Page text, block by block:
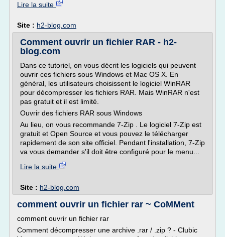
Lire la suite
Site : h2-blog.com
Comment ouvrir un fichier RAR - h2-
blog.com
Dans ce tutoriel, on vous décrit les logiciels qui peuvent
ouvrir ces fichiers sous Windows et Mac OS X. En
général, les utilisateurs choisissent le logiciel WinRAR
pour décompresser les fichiers RAR. Mais WinRAR n'est
pas gratuit et il est limité.
Ouvrir des fichiers RAR sous Windows
Au lieu, on vous recommande 7-Zip . Le logiciel 7-Zip est
gratuit et Open Source et vous pouvez le télécharger
rapidement de son site officiel. Pendant l'installation, 7-Zip
va vous demander s'il doit être configuré pour le menu...
Lire la suite
Site : h2-blog.com
comment ouvrir un fichier rar ~ CoMMent
comment ouvrir un fichier rar
Comment décompresser une archive .rar / .zip ? - Clubic